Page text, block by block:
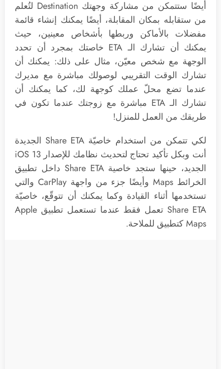
أيضًا ستتمكن من مشاركة وجهتك Destination لتُعلم
من ستقابله بمكان المقابلة، أيضًا يمكنك إنشاء قائمة
مفضلات بالأماكن وربطها بأشخاص معينين، حيث
يمكنك أن تشارك الـ ETA خاصتك بمجرد أن تحدد
الوجهة مع شخص معيّن، مثال على ذلك: يمكنك أن
تشارك الوقت التقريبي لوصولك مباشرة مع مديرك
عندما تضع محلّ عملك كوجهة لك، كما يمكنك أن
تشارك الـ ETA مباشرة مع زوجتك عندما تكون في
طريقك من العمل للمنزل!
لكي تتمكن من استخدام خاصيّة Share ETA الجديدة
أنت وبكل تأكيد تحتاج لتحديث نظامك للإصدار iOS 13
الجديد، حينها ستجد خاصية Share ETA داخل تطبيق
الخرائط Maps وأيضًا جزء من واجهة CarPlay والتي
تستخدمها أثناء القيادة وكما يمكنك أن تتوقّع، خاصيّة
Share ETA تعمل فقط عندما تستعمل تطبيق Apple
Maps كتطبيق للملاحة.